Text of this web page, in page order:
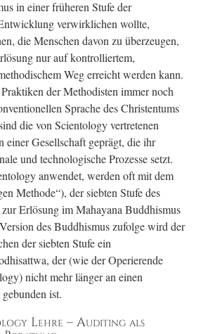
in einer früheren Stufe der
verwirklichen wollte,
die Menschen davon zu überzeugen,
nur auf kontrolliertem,
Weg erreicht werden kann.
der Methodisten immer noch
Sprache des Christentums
die von Scientology vertretenen
einer Gesellschaft geprägt, die ihr
und technologische Prozesse setzt.
anwendet, werden oft mit dem
Methode“), der siebten Stufe des
Erlösung im Mahayana Buddhismus
des Buddhismus zufolge wird der
der siebten Stufe ein
der (wie der Operierende
nicht mehr länger an einen
ist.
Lehre – Auditing als